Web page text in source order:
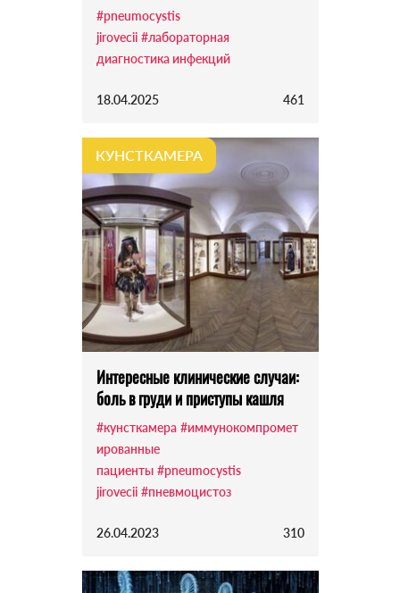
#pneumocystis
jirovecii #лабораторная
диагностика инфекций
18.04.2025 461
КУНСТКАМЕРА
Интересные клинические случаи:
боль в груди и приступы кашля
#кунсткамера #иммунокомпромет
ированные
пациенты #pneumocystis
jirovecii #пневмоцистоз
26.04.2023 310